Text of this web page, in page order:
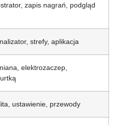
zapis nagrań, podgląd
strefy, aplikacja
elektrozaczep,
ustawienie, przewody